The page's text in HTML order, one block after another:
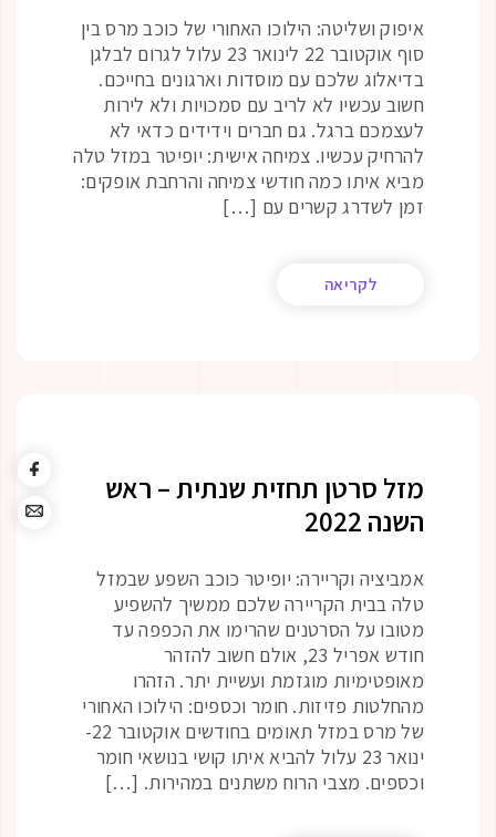
איפוק ושליטה: הילוכו האחורי של כוכב מרס בין
סוף אוקטובר 22 לינואר 23 עלול לגרום לבלגן
בדיאלוג שלכם עם מוסדות וארגונים בחייכם.
חשוב עכשיו לא לריב עם סמכויות ולא לירות
לעצמכם ברגל. גם חברים וידידים כדאי לא
להרחיק עכשיו. צמיחה אישית: יופיטר במזל טלה
מביא איתו כמה חודשי צמיחה והרחבת אופקים:
זמן לשדרג קשרים עם […]
לקריאה
מזל סרטן תחזית שנתית – ראש
השנה 2022
אמביציה וקריירה: יופיטר כוכב השפע שבמזל
טלה בבית הקריירה שלכם ממשיך להשפיע
מטובו על הסרטנים שהרימו את הכפפה עד
חודש אפריל 23, אולם חשוב להזהר
מאופטימיות מוגזמת ועשיית יתר. הזהרו
מהחלטות פזיזות. חומר וכספים: הילוכו האחורי
של מרס במזל תאומים בחודשים אוקטובר 22-
ינואר 23 עלול להביא איתו קושי בנושאי חומר
וכספים. מצבי הרוח משתנים במהירות. […]